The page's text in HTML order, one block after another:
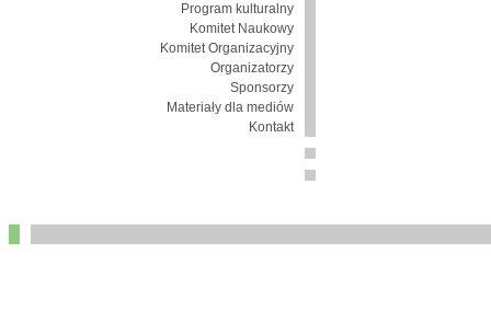
Program kulturalny
Komitet Naukowy
Komitet Organizacyjny
Organizatorzy
Sponsorzy
Materiały dla mediów
Kontakt